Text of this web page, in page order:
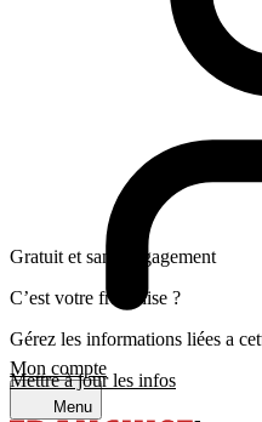
Mon compte
Menu
Gratuit et sans engagement
C’est votre franchise ?
Gérez les informations liées a
Mettre à jour les infos